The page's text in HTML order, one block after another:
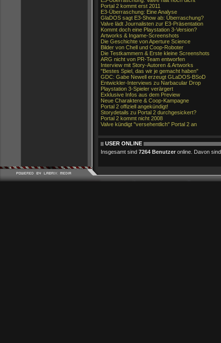
Portal 2 kommt erst 2011
E3-Überraschung: Eine Analyse
GlaDOS sagt E3-Show ab: Überraschung?
Valve lädt Journalisten zur E3-Präsentation
Kommt doch eine Playstation 3-Version?
Artworks & Ingame-Screenshots
Die Geschichte von Aperture Science
Bilder von Chell und Coop-Roboter
Die Testkammern & Erste kleine Screenshots
ARG nicht von PR-Team entworfen
Interview mit Story-Autoren & Artworks
"Bestes Spiel, das wir je gemacht haben"
GDC: Gabe Newell erzeugt GLaDOS-BSoD
Entwickler-Interviews zu Narbacular Drop
Playstation 3-Spieler verärgert
Exklusive Infos aus dem Preview
Neue Charaktere & Coop-Kampagne
Portal 2 offiziell angekündigt!
Storydetails zu Portal 2 durchgesickert?
Portal 2 kommt nicht 2008
Valve kündigt "versehentlich" Portal 2 an
USER ONLINE
Insgesamt sind 7264 Benutzer online. Davon